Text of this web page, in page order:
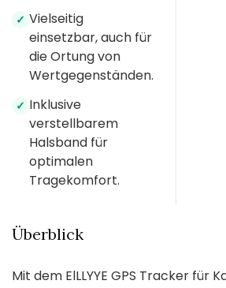
✓ Vielseitig
einsetzbar, auch für
die Ortung von
Wertgegenständen.
✓ Inklusive
verstellbarem
Halsband für
optimalen
Tragekomfort.
Überblick
Mit dem ElLLYYE GPS Tracker für